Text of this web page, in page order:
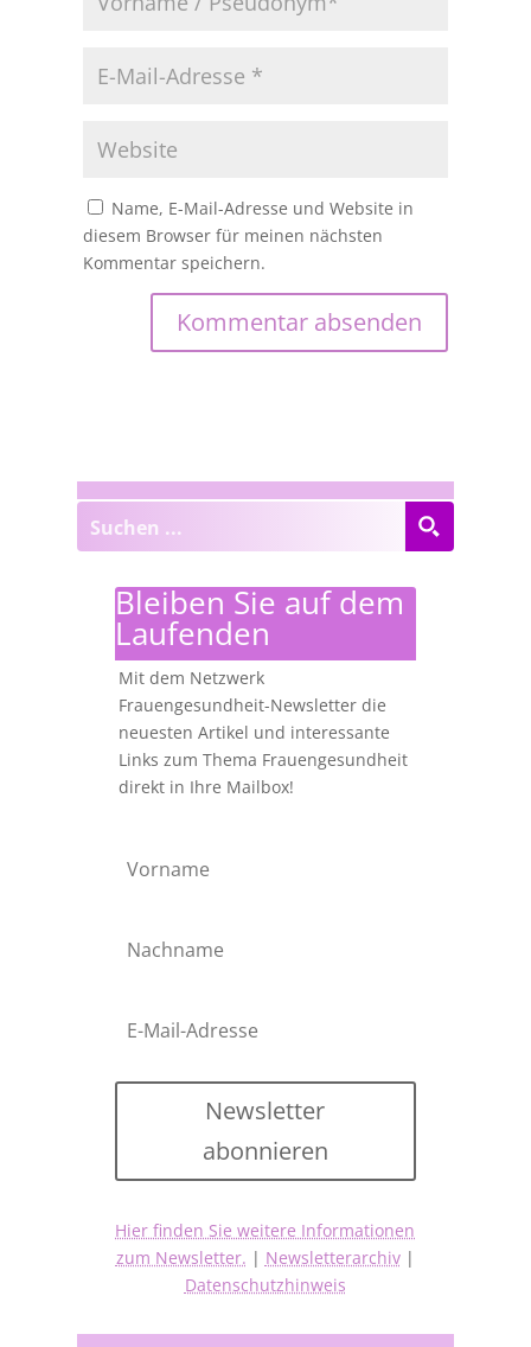
Name, E-Mail-Adresse und Website in
diesem Browser für meinen nächsten
Kommentar speichern.
Bleiben Sie auf dem
Laufenden
Mit dem Netzwerk
Frauengesundheit-Newsletter die
neuesten Artikel und interessante
Links zum Thema Frauengesundheit
direkt in Ihre Mailbox!
Newsletter
abonnieren
Hier finden Sie weitere Informationen
zum Newsletter. | Newsletterarchiv|
Datenschutzhinweis